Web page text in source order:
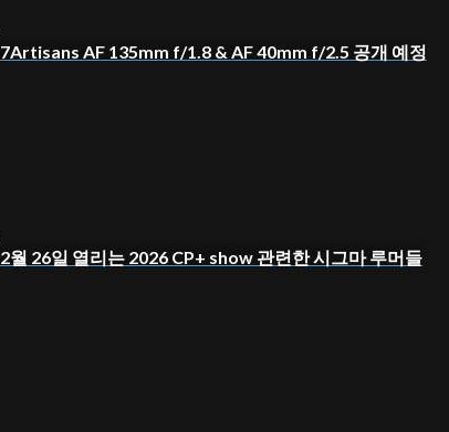
7Artisans AF 135mm f/1.8 & AF 40mm f/2.5 공개 예정
2월 26일 열리는 2026 CP+ show 관련한 시그마 루머들